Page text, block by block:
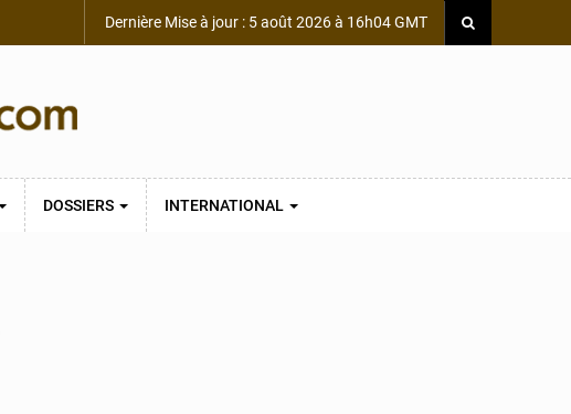
Dernière Mise à jour : 5 août 2026 à 16h04 GMT
DOSSIERS INTERNATIONAL